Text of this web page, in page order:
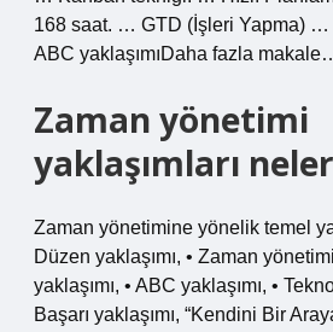
168 saat. … GTD (İşleri Yapma)
ABC yaklaşımıDaha fazla
Zaman yönetimi
yaklaşımları
Zaman yönetimine yönelik temel
Düzen yaklaşımı, • Zaman
yaklaşımı, • ABC yaklaşımı, •
Başarı yaklaşımı, “Kendini Bir